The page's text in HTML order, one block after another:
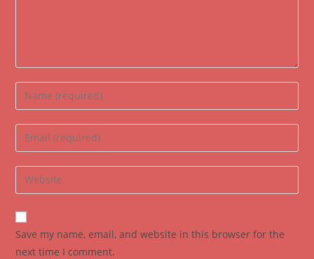
Enter
your
name
comment
Enter
your
email
address
comment
Enter
your
website
URL
(optional)
Save my name, email, and website in this browser for the
next time I comment.